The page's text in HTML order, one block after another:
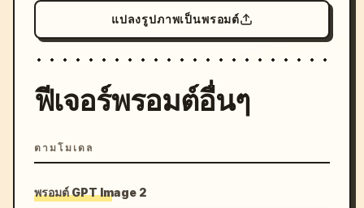
แปลงรูปภาพเป็นพรอมต์
ฟีเจอร์พรอมต์อื่นๆ
ตามโมเดล
พรอมต์ GPT Image 2